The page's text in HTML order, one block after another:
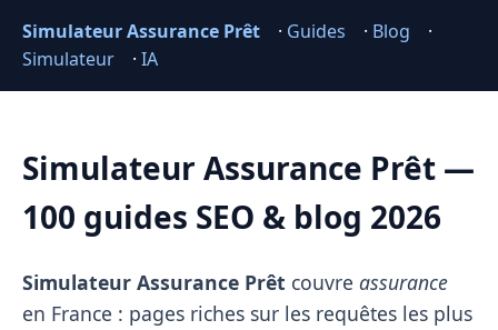
Simulateur Assurance Prêt · Guides · Blog
·
Simulateur
· IA
Simulateur Assurance Prêt —
100 guides SEO & blog 2026
Simulateur Assurance Prêt couvre assurance
en France : pages riches sur les requêtes les plus